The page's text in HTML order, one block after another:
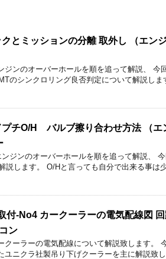
とミッションの分離 取外し （エン
ジンのオーバーホールを順を追って解説、 今
のシンクロリング良否判定について解説
プチO/H バルブ擦り合わせ方法 （エ
ジンのオーバーホールを順を追って解説、
説します。 O/Hと言っても自分で出来る事は
付-No4 カークーラーの電気配線図
ン
クーラーの電気配線について解説致します。
ユニクラ社製吊り下げクーラーを主に解説致